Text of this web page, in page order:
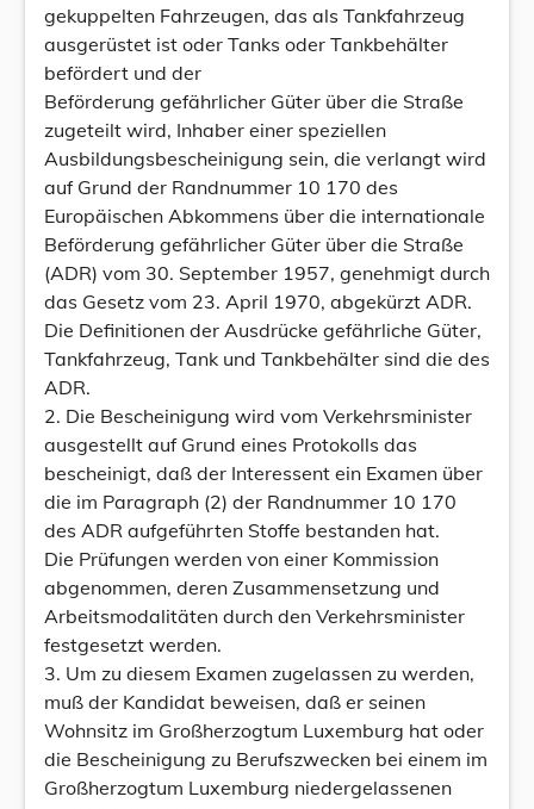
gekuppelten Fahrzeugen, das als Tankfahrzeug
ausgerüstet ist oder Tanks oder Tankbehälter
befördert und der
Beförderung gefährlicher Güter über die Straße
zugeteilt wird, Inhaber einer speziellen
Ausbildungsbescheinigung sein, die verlangt wird
auf Grund der Randnummer 10 170 des
Europäischen Abkommens über die internationale
Beförderung gefährlicher Güter über die Straße
(ADR) vom 30. September 1957, genehmigt durch
das Gesetz vom 23. April 1970, abgekürzt ADR.
Die Definitionen der Ausdrücke gefährliche Güter,
Tankfahrzeug, Tank und Tankbehälter sind die des
ADR.
2. Die Bescheinigung wird vom Verkehrsminister
ausgestellt auf Grund eines Protokolls das
bescheinigt, daß der Interessent ein Examen über
die im Paragraph (2) der Randnummer 10 170
des ADR aufgeführten Stoffe bestanden hat.
Die Prüfungen werden von einer Kommission
abgenommen, deren Zusammensetzung und
Arbeitsmodalitäten durch den Verkehrsminister
festgesetzt werden.
3. Um zu diesem Examen zugelassen zu werden,
muß der Kandidat beweisen, daß er seinen
Wohnsitz im Großherzogtum Luxemburg hat oder
die Bescheinigung zu Berufszwecken bei einem im
Großherzogtum Luxemburg niedergelassenen